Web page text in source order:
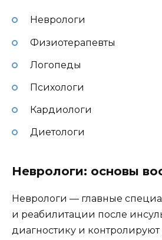
Неврологи
Физиотерапевты
Логопеды
Психологи
Кардиологи
Диетологи
Неврологи: основы
Неврологи — главные
и реабилитации после
диагностику и